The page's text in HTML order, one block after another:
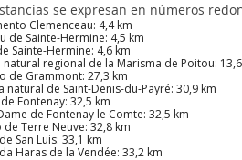
se expresan en números
Clemenceau: 4,4 km
de Sainte-Hermine: 4,5 km
Sainte-Hermine: 4,6 km
natural regional de la Marisma de Poitou:
de Grammont: 27,3 km
natural de Saint-Denis-du-Payré: 30,9 km
Fontenay: 32,5 km
de Fontenay le Comte: 32,5 km
de Terre Neuve: 32,8 km
San Luis: 33,1 km
Haras de la Vendée: 33,2 km